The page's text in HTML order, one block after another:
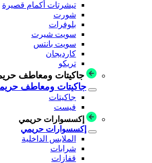
تيشرتات أكمام قصيرة
شورت
بلوفرات
سويت شيرت
سويت بانتس
كارديجان
تريكو
جاكيتات ومعاطف
جاكيتات ومعاطف
جاكيتات
فيست
إكسسوارات حريمي
إكسسوارات حريمي
الملابس الداخلية
شرابات
قفازات